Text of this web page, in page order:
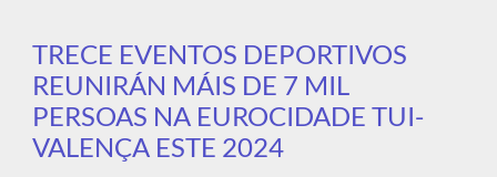
TRECE EVENTOS DEPORTIVOS
REUNIRÁN MÁIS DE 7 MIL
PERSOAS NA EUROCIDADE TUI-
VALENÇA ESTE 2024